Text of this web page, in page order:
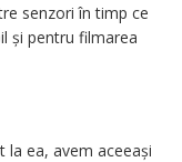
senzori în timp ce
și pentru filmarea
la ea, avem aceeași